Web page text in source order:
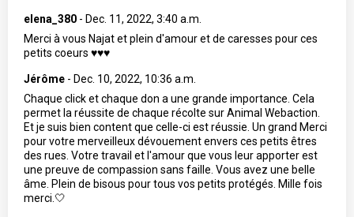
elena_380 - Dec. 11, 2022, 3:40 a.m.
Merci à vous Najat et plein d'amour et de caresses pour ces
petits coeurs ♥️♥️♥️
Jérôme - Dec. 10, 2022, 10:36 a.m.
Chaque click et chaque don a une grande importance. Cela
permet la réussite de chaque récolte sur Animal Webaction.
Et je suis bien content que celle-ci est réussie. Un grand Merci
pour votre merveilleux dévouement envers ces petits êtres
des rues. Votre travail et l'amour que vous leur apporter est
une preuve de compassion sans faille. Vous avez une belle
âme. Plein de bisous pour tous vos petits protégés. Mille fois
merci.🤍